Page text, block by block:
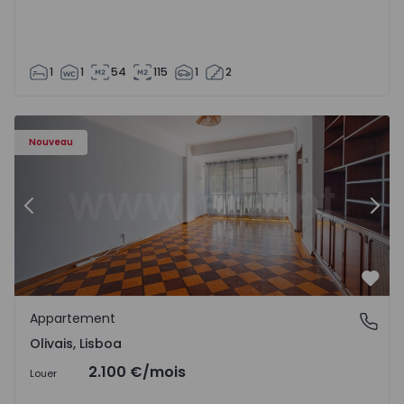
1 1 54 115 1 2
Nouveau
Appartement T5 Lisboa, Olivais - 1575717 - 6
Précédent
Olivais, Lisboa
Appartement
Olivais, Lisboa
Louer 2.100 €/mois